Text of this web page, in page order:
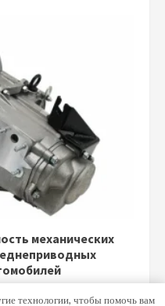
механических
технологии, чтобы помочь вам